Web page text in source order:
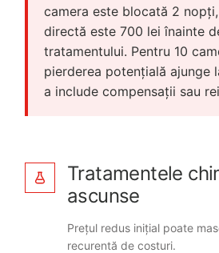
camera este blocată 2
directă este 700 lei înainte
tratamentului. Pentru 10
pierderea potențială ajunge
a include compensații sau
Tratamentele
ascunse
Prețul redus inițial poate
recurentă de costuri.